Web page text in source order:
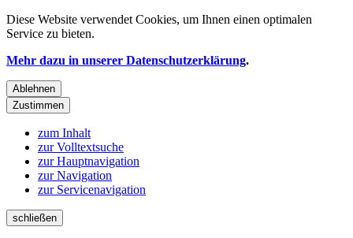
Diese Website verwendet Cookies, um Ihnen einen optimalen
Service zu bieten.
Mehr dazu in unserer Datenschutzerklärung.
Ablehnen
Zustimmen
zum Inhalt
zur Volltextsuche
zur Hauptnavigation
zur Navigation
zur Servicenavigation
schließen